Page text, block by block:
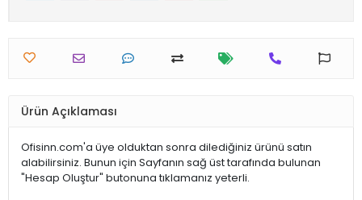
Ürün Açıklaması
Ofisinn.com'a üye olduktan sonra dilediğiniz ürünü satın
alabilirsiniz. Bunun için Sayfanın sağ üst tarafında bulunan
"Hesap Oluştur" butonuna tıklamanız yeterli.